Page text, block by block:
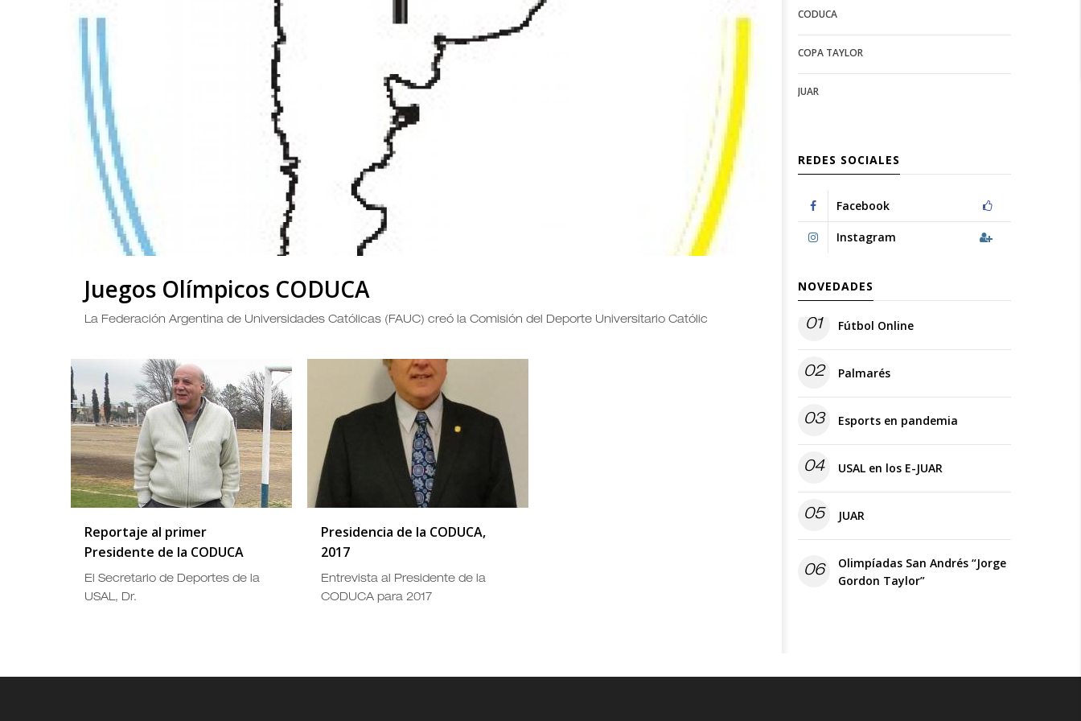
Juegos Olímpicos CODUCA
La Federación Argentina de Universidades Católicas (FAUC) creó la Comisión del Deporte Universitario Católic
Reportaje al primer
Presidente de la CODUCA
El Secretario de Deportes de la
USAL, Dr.
Presidencia de la CODUCA,
2017
Entrevista al Presidente de la
CODUCA para 2017
configuration
options
options
CODUCA
COPA TAYLOR
JUAR
REDES SOCIALES
Facebook
Instagram
NOVEDADES
01 Fútbol Online
02 Palmarés
03 Esports en pandemia
04 USAL en los E-JUAR
05 JUAR
06
Olimpíadas San Andrés “Jorge
Gordon Taylor”